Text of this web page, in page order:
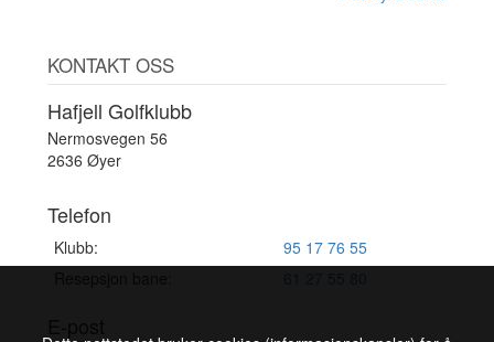
KONTAKT OSS
Hafjell Golfklubb
Nermosvegen 56
2636 Øyer
Telefon
Klubb:
95 17 76 55